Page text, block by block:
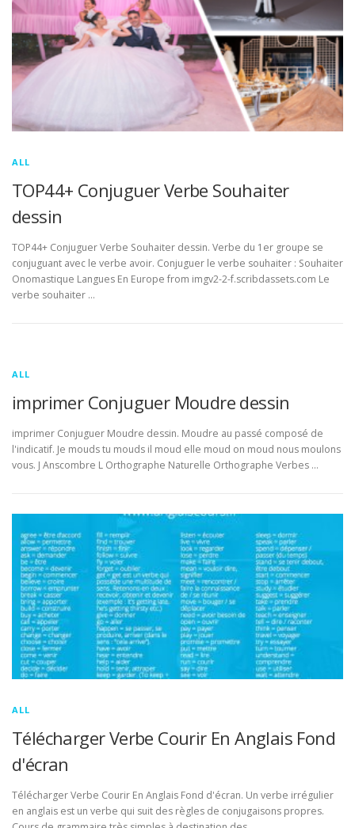
ALL
TOP44+ Conjuguer Verbe Souhaiter
dessin
TOP44+ Conjuguer Verbe Souhaiter dessin. Verbe du 1er groupe se
conjuguant avec le verbe avoir. Conjuguer le verbe souhaiter : Souhaiter
Onomastique Langues En Europe from imgv2-2-f.scribdassets.com Le
verbe souhaiter …
ALL
imprimer Conjuguer Moudre dessin
imprimer Conjuguer Moudre dessin. Moudre au passé composé de
l'indicatif. Je mouds tu mouds il moud elle moud on moud nous moulons
vous. J Anscombre L Orthographe Naturelle Orthographe Verbes …
ALL
Télécharger Verbe Courir En Anglais Fond
d'écran
Télécharger Verbe Courir En Anglais Fond d'écran. Un verbe irrégulier
en anglais est un verbe qui suit des règles de conjugaisons propres.